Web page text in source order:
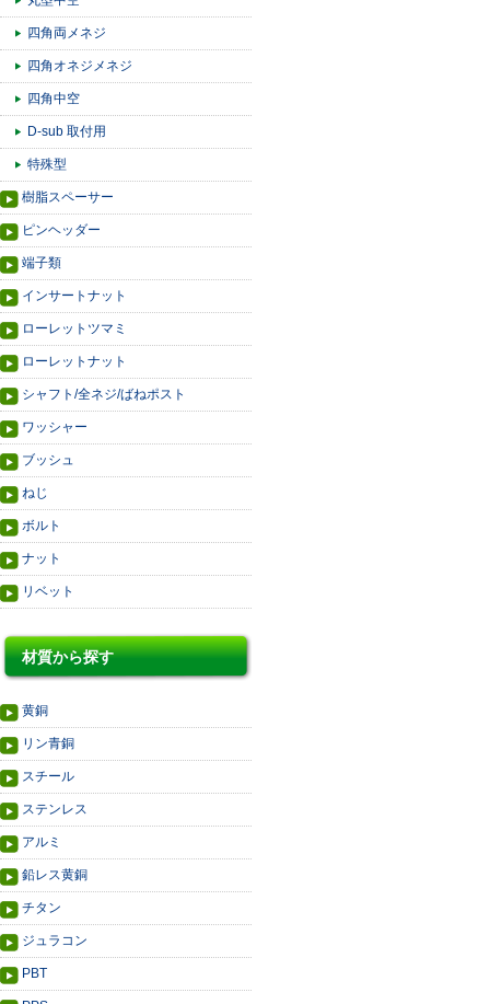
四角両メネジ
四角オネジメネジ
四角中空
D-sub 取付用
特殊型
樹脂スペーサー
ピンヘッダー
端子類
インサートナット
ローレットツマミ
ローレットナット
シャフト/全ネジ/ばねポスト
ワッシャー
ブッシュ
ねじ
ボルト
ナット
リベット
材質から探す
黄銅
リン青銅
スチール
ステンレス
アルミ
鉛レス黄銅
チタン
ジュラコン
PBT